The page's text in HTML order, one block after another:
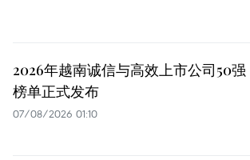
2026年越南诚信与高效上市公司50强
榜单正式发布
07/08/2026 01:10